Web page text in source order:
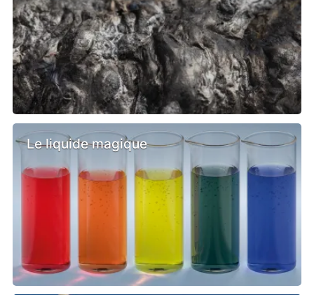
Le liquide magique